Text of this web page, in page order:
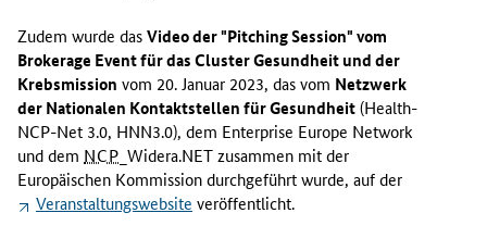
Zudem wurde dasVideo der "Pitching Session" vom
Brokerage Eventfür dasClusterGesundheit und der
Krebsmission vom 20. Januar 2023, das vom Netzwerk
der Nationalen Kontaktstellen für Gesundheit(Health-
NCP-Net 3.0, HNN3.0), dem Enterprise Europe Network
und dem NCP _Widera.NET zusammen mit der
Europäischen Kommission durchgeführt wurde, auf der
Veranstaltungswebsite veröffentlicht.